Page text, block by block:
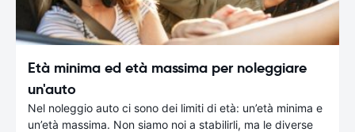
Età minima ed età massima per noleggiare
un'auto
Nel noleggio auto ci sono dei limiti di età: un’età minima e
un’età massima. Non siamo noi a stabilirli, ma le diverse